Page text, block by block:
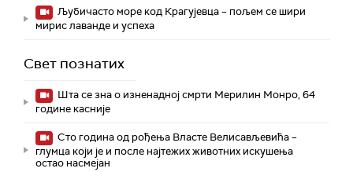
Љубичасто море код Крагујевца – пољем се шири
мирис лаванде и успеха
Свет познатих
Шта се зна о изненадној смрти Мерилин Монро, 64
године касније
Сто година од рођења Власте Велисављевића –
глумца који је и после најтежих животних искушења
остао насмејан